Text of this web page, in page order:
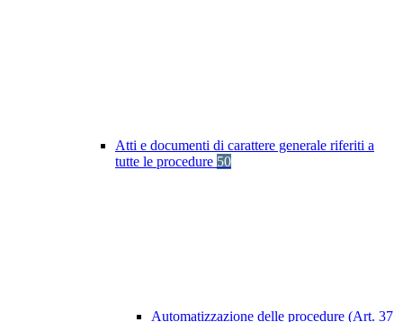
Atti e documenti di carattere generale riferiti a
tutte le procedure 50
Automatizzazione delle procedure (Art. 37